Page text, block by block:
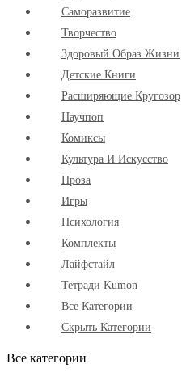
Cаморазвитие
Творчество
Здоровый Образ Жизни
Детские Книги
Расширяющие Кругозор
Научпоп
Комиксы
Культура И Искусство
Проза
Игры
Психология
Комплекты
Лайфстайл
Тетради Kumon
Все Категории
Скрыть Категории
Все категории